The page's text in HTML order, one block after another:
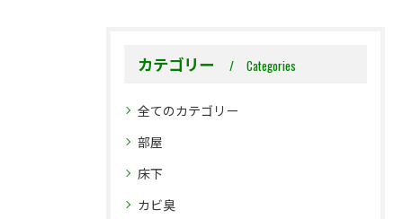
カテゴリー Categories
全てのカテゴリー
部屋
床下
カビ臭